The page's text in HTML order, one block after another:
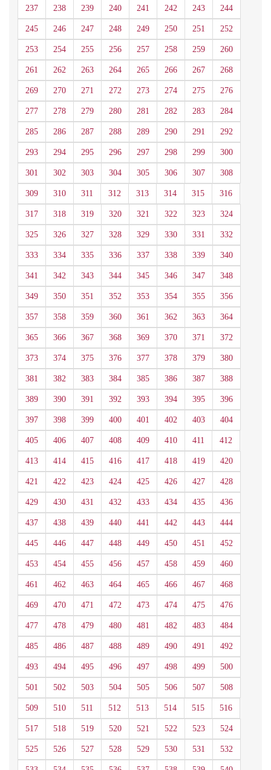
237 238 239 240 241 242 243 244
245 246 247 248 249 250 251 252
253 254 255 256 257 258 259 260
261 262 263 264 265 266 267 268
269 270 271 272 273 274 275 276
277 278 279 280 281 282 283 284
285 286 287 288 289 290 291 292
293 294 295 296 297 298 299 300
301 302 303 304 305 306 307 308
309 310 311 312 313 314 315 316
317 318 319 320 321 322 323 324
325 326 327 328 329 330 331 332
333 334 335 336 337 338 339 340
341 342 343 344 345 346 347 348
349 350 351 352 353 354 355 356
357 358 359 360 361 362 363 364
365 366 367 368 369 370 371 372
373 374 375 376 377 378 379 380
381 382 383 384 385 386 387 388
389 390 391 392 393 394 395 396
397 398 399 400 401 402 403 404
405 406 407 408 409 410 411 412
413 414 415 416 417 418 419 420
421 422 423 424 425 426 427 428
429 430 431 432 433 434 435 436
437 438 439 440 441 442 443 444
445 446 447 448 449 450 451 452
453 454 455 456 457 458 459 460
461 462 463 464 465 466 467 468
469 470 471 472 473 474 475 476
477 478 479 480 481 482 483 484
485 486 487 488 489 490 491 492
493 494 495 496 497 498 499 500
501 502 503 504 505 506 507 508
509 510 511 512 513 514 515 516
517 518 519 520 521 522 523 524
525 526 527 528 529 530 531 532